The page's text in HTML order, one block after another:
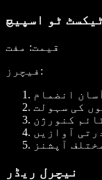
ٹو اسپیچ
قیمت: مفت
فیچرز :
انضمام
کی سہولت
کنورژن
آوازیں
آپشنز
نیچرل ریڈر